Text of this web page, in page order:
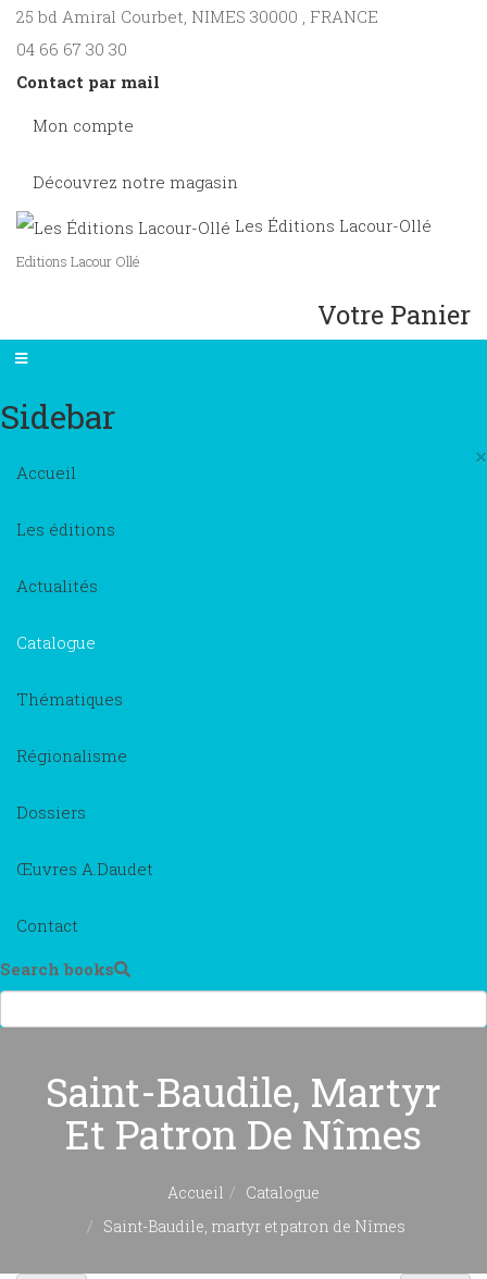
25 bd Amiral Courbet, NIMES 30000 , FRANCE
04 66 67 30 30
Contact par mail
Mon compte
Découvrez notre magasin
Les Éditions Lacour-Ollé
Editions Lacour Ollé
Votre Panier
Sidebar
×
Accueil
Les éditions
Actualités
Catalogue
Thématiques
Régionalisme
Dossiers
Œuvres A.Daudet
Contact
Search books
Saint-Baudile, Martyr
Et Patron De Nîmes
Accueil
Catalogue
Saint-Baudile, martyr et patron de Nîmes